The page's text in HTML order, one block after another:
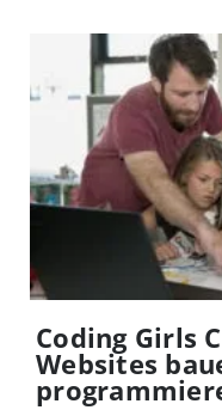
Coding Girls
Websites